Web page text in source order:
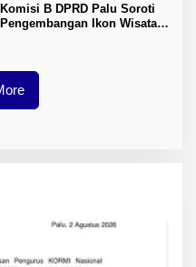
Komisi B DPRD Palu Soroti
Pengembangan Ikon Wisata